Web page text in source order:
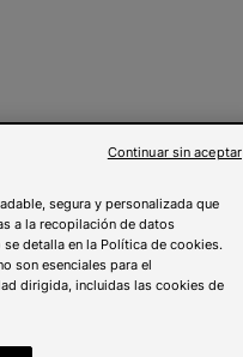
segura y personalizada que
a la recopilación de datos
detalla en la Política de cookies.
son esenciales para el
dirigida, incluidas las cookies de
Continuar sin aceptar